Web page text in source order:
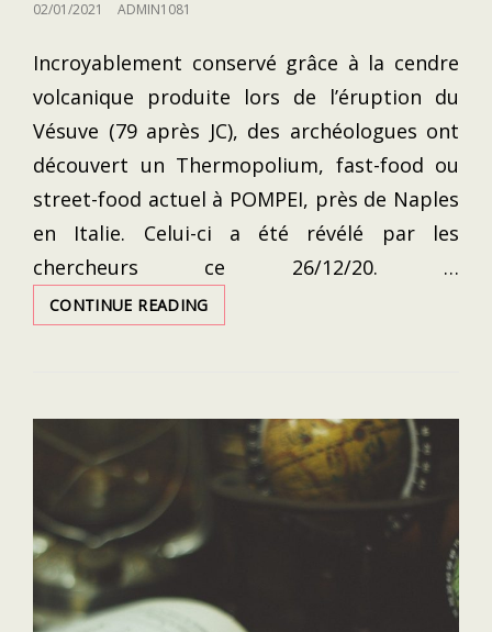
POSTED
02/01/2021 ADMIN1081
Incroyablement conservé grâce à la cendre
volcanique produite lors de l’éruption du
Vésuve (79 après JC), des archéologues ont
découvert un Thermopolium, fast-food ou
street-food actuel à POMPEI, près de Naples
en Italie. Celui-ci a été révélé par les
chercheurs ce 26/12/20. …
CONTINUE READINGPOMPÉI,
UN
SURFACE:
RESTES
NOURRITURE
FRESQUES
AUX